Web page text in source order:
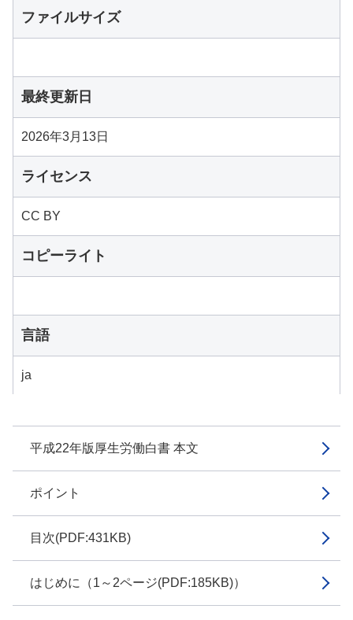
平成22年版厚生労働白書 本文
ポイント
目次(PDF:431KB)
はじめに（1～2ページ(PDF:185KB)）
ファイルサイズ
最終更新日
2026年3月13日
ライセンス
CC BY
コピーライト
言語
ja